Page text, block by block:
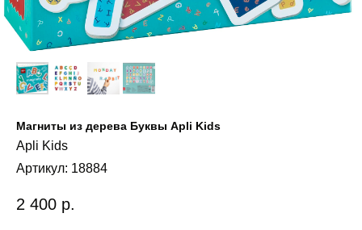
Магниты из дерева Буквы Apli Kids
Apli Kids
Артикул: 18884
2 400 р.